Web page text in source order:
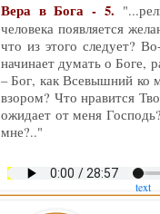
Вера в Бога - 5.
человека появляется
что из этого следует?
начинает думать о Боге,
– Бог, как Всевышний ко
взором? Что нравится
ожидает от меня
мне?.."
text